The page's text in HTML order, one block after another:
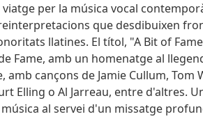
per la música vocal
que desdibuixen
llatines. El títol, "A Bit of
Fame, amb un homenatge al
amb cançons de Jamie Cullum, Tom
Elling o Al Jarreau, entre d'altres.
al servei d'un missatge